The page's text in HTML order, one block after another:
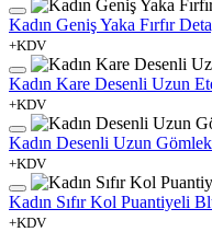
Kadın Geniş Yaka Fırfır
+KDV
Kadın Kare Desenli Uzun
+KDV
Kadın Desenli Uzun
+KDV
Kadın Sıfır Kol Puantiyeli
+KDV